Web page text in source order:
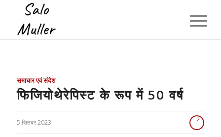
समाचार एवं संदेश
फिजियोथेरेपिस्ट के रूप में 50 वर्ष
5 सितंबर 2023